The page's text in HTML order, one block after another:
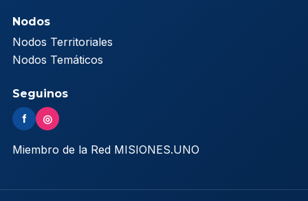
Nodos
Nodos Territoriales
Nodos Temáticos
Seguinos
f ◎
Miembro de la Red MISIONES.UNO